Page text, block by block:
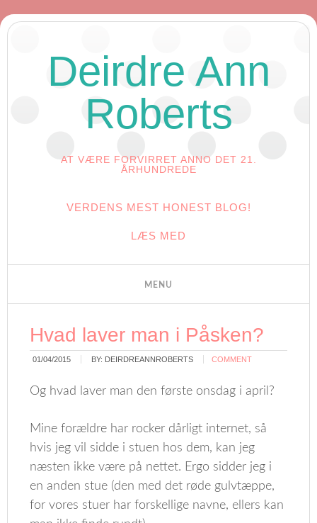
Deirdre Ann
Roberts
AT VÆRE FORVIRRET ANNO DET 21.
ÅRHUNDREDE
VERDENS MEST HONEST BLOG!
LÆS MED
Hvad laver man i Påsken?
01/04/2015 BY: DEIRDREANNROBERTS COMMENT
Og hvad laver man den første onsdag i april?
Mine forældre har rocker dårligt internet, så
hvis jeg vil sidde i stuen hos dem, kan jeg
næsten ikke være på nettet. Ergo sidder jeg i
en anden stue (den med det røde gulvtæppe,
for vores stuer har forskellige navne, ellers kan